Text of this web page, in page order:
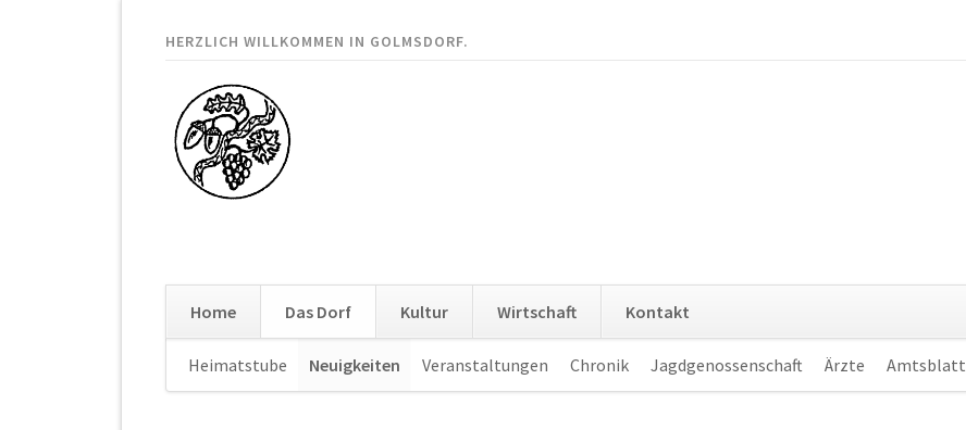
HERZLICH WILLKOMMEN IN GOLMSDORF.
überspringen
Home Das Dorf Kultur Wirtschaft Kontakt
Heimatstube Neuigkeiten Veranstaltungen Chronik Jagdgenossenschaft Ärzte Amtsblatt